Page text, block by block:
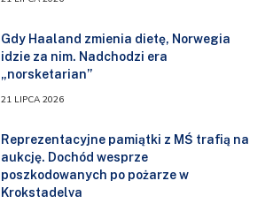
Gdy Haaland zmienia dietę, Norwegia
idzie za nim. Nadchodzi era
„norsketarian”
21 LIPCA 2026
Reprezentacyjne pamiątki z MŚ trafią na
aukcję. Dochód wesprze
poszkodowanych po pożarze w
Krokstadelva